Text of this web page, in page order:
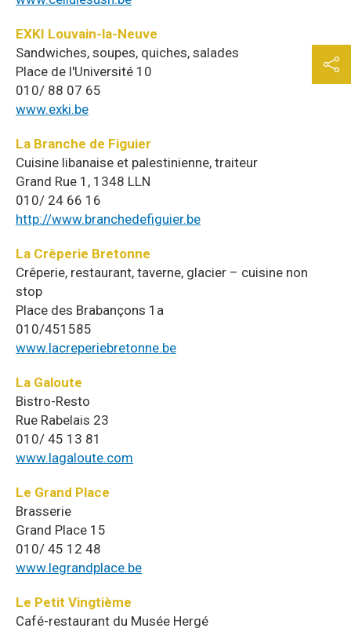
EXKI Louvain-la-Neuve
Sandwiches, soupes, quiches, salades
Place de l'Université 10
010/ 88 07 65
www.exki.be
La Branche de Figuier
Cuisine libanaise et palestinienne, traiteur
Grand Rue 1, 1348 LLN
010/ 24 66 16
http://www.branchedefiguier.be
La Crêperie Bretonne
Crêperie, restaurant, taverne, glacier – cuisine non
stop
Place des Brabançons 1a
010/451585
www.lacreperiebretonne.be
La Galoute
Bistro-Resto
Rue Rabelais 23
010/ 45 13 81
www.lagaloute.com
Le Grand Place
Brasserie
Grand Place 15
010/ 45 12 48
www.legrandplace.be
Le Petit Vingtième
Café-restaurant du Musée Hergé